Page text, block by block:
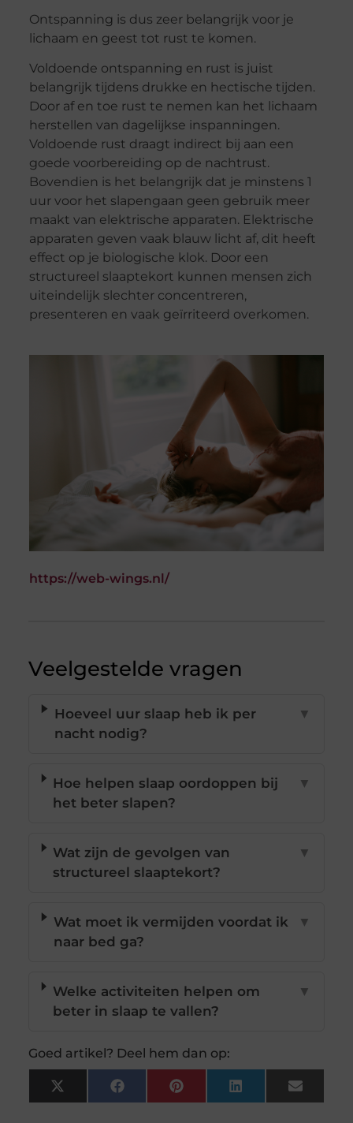
Ontspanning is dus zeer belangrijk voor je
lichaam en geest tot rust te komen.
Voldoende ontspanning en rust is juist
belangrijk tijdens drukke en hectische tijden.
Door af en toe rust te nemen kan het lichaam
herstellen van dagelijkse inspanningen.
Voldoende rust draagt indirect bij aan een
goede voorbereiding op de nachtrust.
Bovendien is het belangrijk dat je minstens 1
uur voor het slapengaan geen gebruik meer
maakt van elektrische apparaten. Elektrische
apparaten geven vaak blauw licht af, dit heeft
effect op je biologische klok. Door een
structureel slaaptekort kunnen mensen zich
uiteindelijk slechter concentreren,
presenteren en vaak geïrriteerd overkomen.
https://web-wings.nl/
Veelgestelde vragen
Hoeveel uur slaap heb ik per
nacht nodig?
▼
Hoe helpen slaap oordoppen bij
het beter slapen?
▼
Wat zijn de gevolgen van
structureel slaaptekort?
▼
Wat moet ik vermijden voordat ik
naar bed ga?
▼
Welke activiteiten helpen om
beter in slaap te vallen?
▼
Goed artikel? Deel hem dan op:
X
(Twitter)
FacebookPinterestLinkedInEmail